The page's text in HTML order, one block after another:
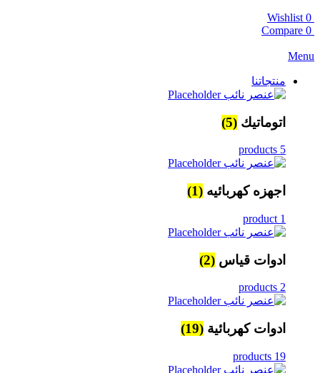
0
Wishlist
0
Compare
Menu
منتجاتنا
اتوماتيك (5)
5 products
اجهزه كهربائيه (1)
1 product
ادوات قياس (2)
2 products
ادوات كهربائية (19)
19 products